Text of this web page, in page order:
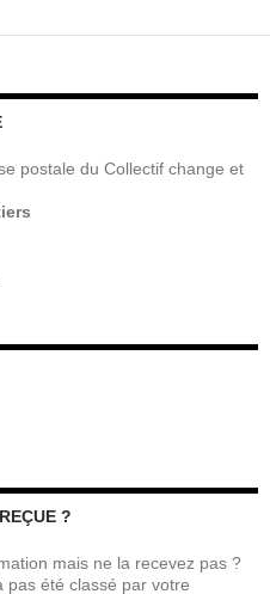
postale du Collectif change et
?
mais ne la recevez pas ?
pas été classé par votre